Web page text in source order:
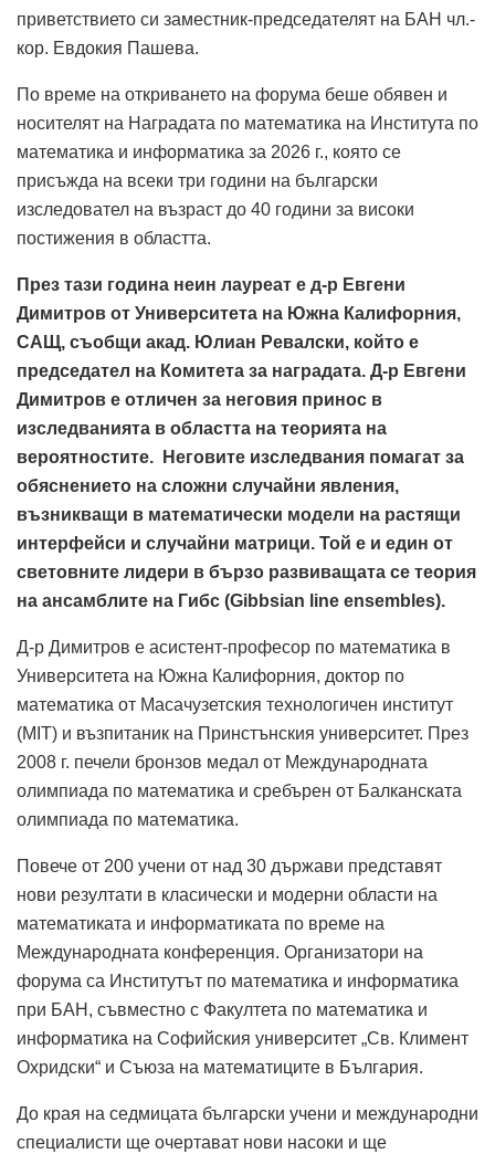
приветствието си заместник-председателят на БАН чл.-
кор. Евдокия Пашева.
По време на откриването на форума беше обявен и
носителят на Наградата по математика на Института по
математика и информатика за 2026 г., която се
присъжда на всеки три години на български
изследовател на възраст до 40 години за високи
постижения в областта.
През тази година неин лауреат е д-р Евгени
Димитров от Университета на Южна Калифорния,
САЩ, съобщи акад. Юлиан Ревалски, който е
председател на Комитета за наградата. Д-р Евгени
Димитров е отличен за неговия принос в
изследванията в областта на теорията на
вероятностите. Неговите изследвания помагат за
обяснението на сложни случайни явления,
възникващи в математически модели на растящи
интерфейси и случайни матрици. Той е и един от
световните лидери в бързо развиващата се теория
на ансамблите на Гибс (Gibbsian line ensembles).
Д-р Димитров е асистент-професор по математика в
Университета на Южна Калифорния, доктор по
математика от Масачузетския технологичен институт
(MIT) и възпитаник на Принстънския университет. През
2008 г. печели бронзов медал от Международната
олимпиада по математика и сребърен от Балканската
олимпиада по математика.
Повече от 200 учени от над 30 държави представят
нови резултати в класически и модерни области на
математиката и информатиката по време на
Международната конференция. Организатори на
форума са Институтът по математика и информатика
при БАН, съвместно с Факултета по математика и
информатика на Софийския университет „Св. Климент
Охридски“ и Съюза на математиците в България.
До края на седмицата български учени и международни
специалисти ще очертават нови насоки и ще